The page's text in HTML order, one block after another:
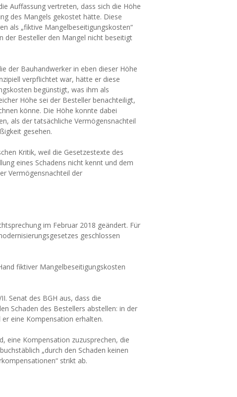
Auffassung vertreten, dass sich die Höhe
des Mangels gekostet hätte. Diese
als „fiktive Mangelbeseitigungskosten“
der Besteller den Mangel nicht beseitigt
der Bauhandwerker in eben dieser Höhe
verpflichtet war, hätte er diese
begünstigt, was ihm als
Höhe sei der Besteller benachteiligt,
könne. Die Höhe konnte dabei
als der tatsächliche Vermögensnachteil
gesehen.
Kritik, weil die Gesetzestexte des
eines Schadens nicht kennt und dem
Vermögensnachteil der
im Februar 2018 geändert. Für
geschlossen
fiktiver Mangelbeseitigungskosten
Senat des BGH aus, dass die
Schaden des Bestellers abstellen: in der
eine Kompensation erhalten.
eine Kompensation zuzusprechen, die
„durch den Schaden keinen
strikt ab.